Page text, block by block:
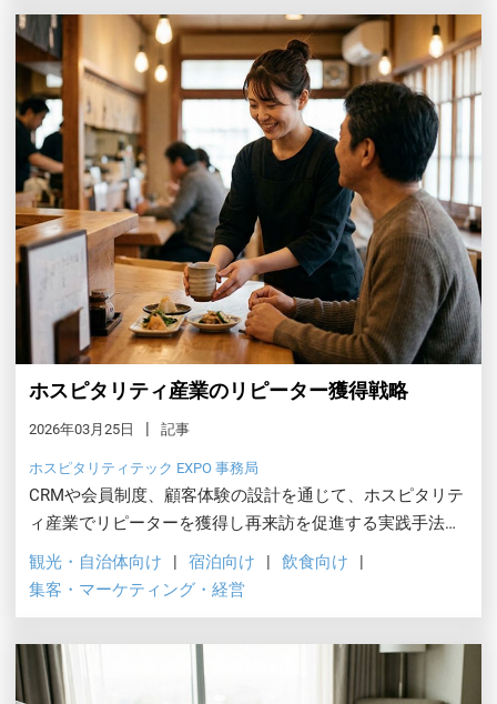
ホスピタリティ産業のリピーター獲得戦略
2026年03月25日 記事
ホスピタリティテック EXPO 事務局
CRMや会員制度、顧客体験の設計を通じて、ホスピタリテ
ィ産業でリピーターを獲得し再来訪を促進する実践手法と
成功事例を紹介します。
観光・自治体向け 宿泊向け
飲食向け
集客・マーケティング・経営